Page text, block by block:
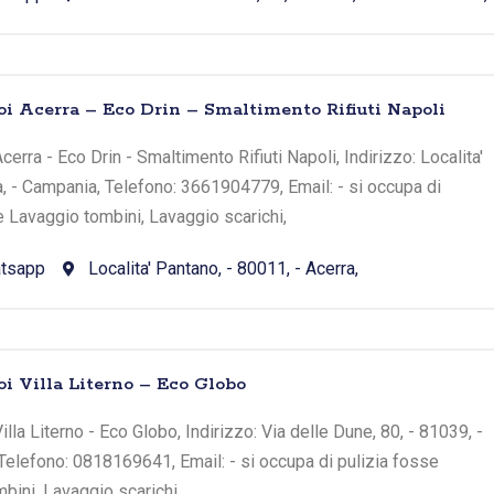
Acerra – Eco Drin – Smaltimento Rifiuti Napoli
- Eco Drin - Smaltimento Rifiuti Napoli, Indirizzo: Localita'
- Campania, Telefono: 3661904779, Email: - si occupa di
tombini, Lavaggio scarichi,
Localita' Pantano, - 80011, - Acerra,
Villa Literno – Eco Globo
Literno - Eco Globo, Indirizzo: Via delle Dune, 80, - 81039, -
0818169641, Email: - si occupa di pulizia fosse